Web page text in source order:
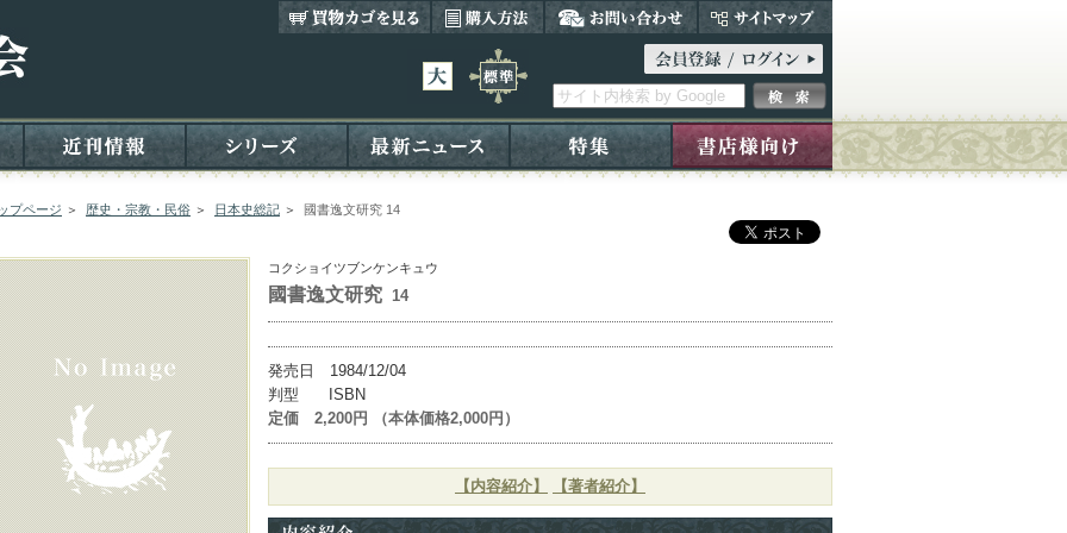
プページ ＞ 歴史・宗教・民俗 ＞ 日本史総記 ＞ 國書逸文研究 14
コクショイツブンケンキュウ
國書逸文研究 14
発売日 1984/12/04
判型 ISBN
定価 2,200円 （本体価格2,000円）
【内容紹介】 【著者紹介】